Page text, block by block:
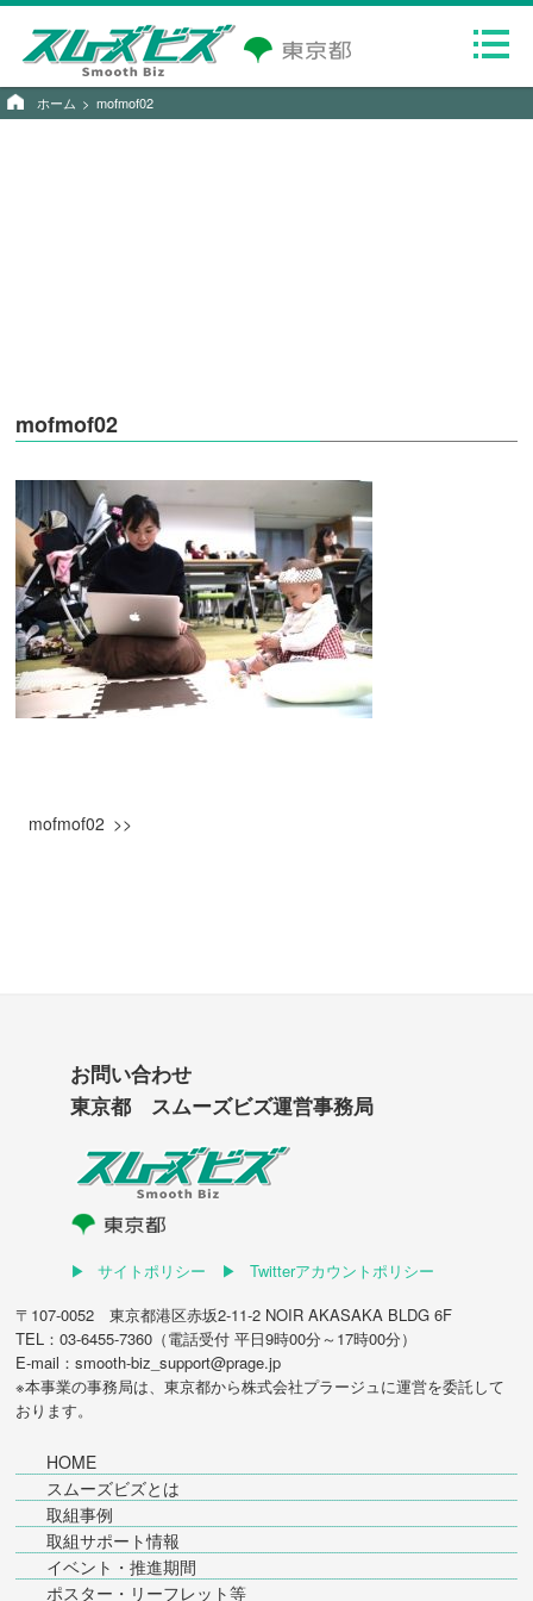
ホーム mofmof02
mofmof02
mofmof02
お問い合わせ
東京都 スムーズビズ運営事務局
サイトポリシー
Twitterアカウントポリシー
〒107-0052 東京都港区赤坂2-11-2 NOIR AKASAKA BLDG 6F
TEL：03-6455-7360（電話受付 平日9時00分～17時00分）
E-mail：smooth-biz_support@prage.jp
※本事業の事務局は、東京都から株式会社プラージュに運営を委託して
おります。
HOME
スムーズビズとは
取組事例
取組サポート情報
イベント・推進期間
ポスター・リーフレット等